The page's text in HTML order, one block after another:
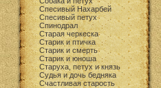
Спесивый Нахарбей
Спесивый петух
Спинодрал
Старая черкеска
Старик и птичка
Старик и смерть
Старик и юноша
Старуха, петух и князь
Судья и дочь бедняка
Счастливая старость